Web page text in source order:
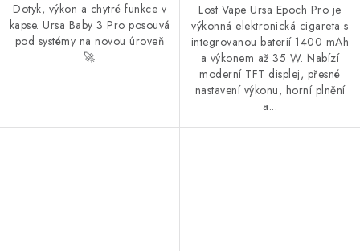
Dotyk, výkon a chytré funkce v
kapse. Ursa Baby 3 Pro posouvá
pod systémy na novou úroveň
🚀
Lost Vape Ursa Epoch Pro je
výkonná elektronická cigareta s
integrovanou baterií 1400 mAh
a výkonem až 35 W. Nabízí
moderní TFT displej, přesné
nastavení výkonu, horní plnění
a...